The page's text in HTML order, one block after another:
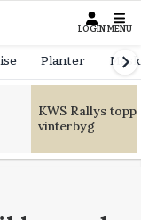
LOGIN MENU
Planter
KWS Rallys
vinterbyg